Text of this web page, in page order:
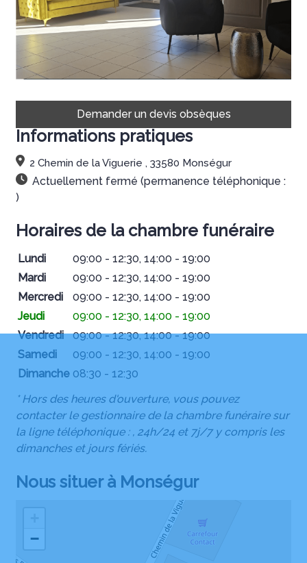
Demander un devis obsèques
Informations pratiques
2 Chemin de la Viguerie , 33580 Monségur
Actuellement fermé (permanence téléphonique :
)
Horaires de la chambre funéraire
Lundi
09:00 - 12:30, 14:00 - 19:00
Mardi
09:00 - 12:30, 14:00 - 19:00
Mercredi
09:00 - 12:30, 14:00 - 19:00
Jeudi
09:00 - 12:30, 14:00 - 19:00
Vendredi
09:00 - 12:30, 14:00 - 19:00
Samedi
09:00 - 12:30, 14:00 - 19:00
Dimanche 08:30 - 12:30
* Hors des heures d'ouverture, vous pouvez
contacter le gestionnaire de la chambre funéraire sur
la ligne téléphonique : , 24h/24 et 7j/7 y compris les
dimanches et jours fériés.
Nous situer à Monségur
−